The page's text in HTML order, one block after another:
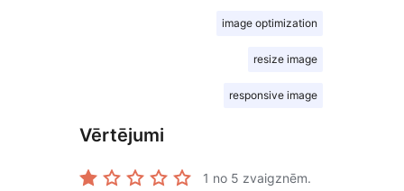
image optimization
resize image
responsive image
Vērtējumi
1 no 5 zvaigznēm.